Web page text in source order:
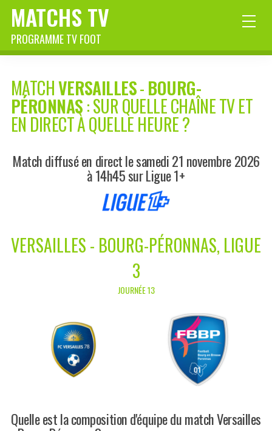
MATCHS TV
PROGRAMME TV FOOT
MATCHVERSAILLES-BOURG-
PÉRONNAS: SUR QUELLE CHAÎNE TV ET
EN DIRECT À QUELLE HEURE ?
Match diffusé en direct le samedi 21 novembre 2026
à 14h45 sur Ligue 1+
VERSAILLES - BOURG-PÉRONNAS, LIGUE
3
JOURNÉE 13
Quelle est la composition d'équipe du match Versailles